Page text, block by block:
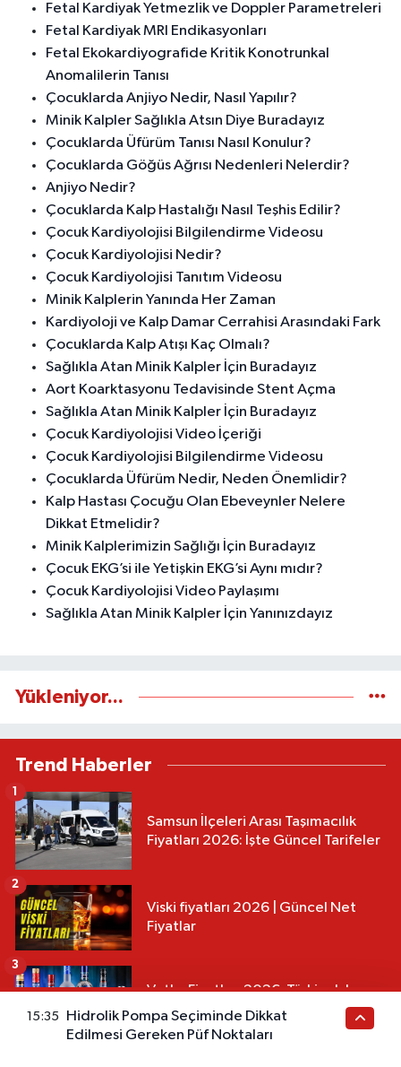
Fetal Kardiyak Yetmezlik ve Doppler Parametreleri
Fetal Kardiyak MRI Endikasyonları
Fetal Ekokardiyografide Kritik Konotrunkal
Anomalilerin Tanısı
Çocuklarda Anjiyo Nedir, Nasıl Yapılır?
Minik Kalpler Sağlıkla Atsın Diye Buradayız
Çocuklarda Üfürüm Tanısı Nasıl Konulur?
Çocuklarda Göğüs Ağrısı Nedenleri Nelerdir?
Anjiyo Nedir?
Çocuklarda Kalp Hastalığı Nasıl Teşhis Edilir?
Çocuk Kardiyolojisi Bilgilendirme Videosu
Çocuk Kardiyolojisi Nedir?
Çocuk Kardiyolojisi Tanıtım Videosu
Minik Kalplerin Yanında Her Zaman
Kardiyoloji ve Kalp Damar Cerrahisi Arasındaki Fark
Çocuklarda Kalp Atışı Kaç Olmalı?
Sağlıkla Atan Minik Kalpler İçin Buradayız
Aort Koarktasyonu Tedavisinde Stent Açma
Sağlıkla Atan Minik Kalpler İçin Buradayız
Çocuk Kardiyolojisi Video İçeriği
Çocuk Kardiyolojisi Bilgilendirme Videosu
Çocuklarda Üfürüm Nedir, Neden Önemlidir?
Kalp Hastası Çocuğu Olan Ebeveynler Nelere
Dikkat Etmelidir?
Minik Kalplerimizin Sağlığı İçin Buradayız
Çocuk EKG’si ile Yetişkin EKG’si Aynı mıdır?
Çocuk Kardiyolojisi Video Paylaşımı
Sağlıkla Atan Minik Kalpler İçin Yanınızdayız
Yükleniyor...
Trend Haberler
Samsun İlçeleri Arası Taşımacılık
Fiyatları 2026: İşte Güncel Tarifeler
1
Viski fiyatları 2026 | Güncel Net
Fiyatlar
2
Votka Fiyatları 2026: Türkiye'de
Tüm Markaların Güncel Listesi
3
15:35
Hidrolik Pompa Seçiminde Dikkat
Edilmesi Gereken Püf Noktaları